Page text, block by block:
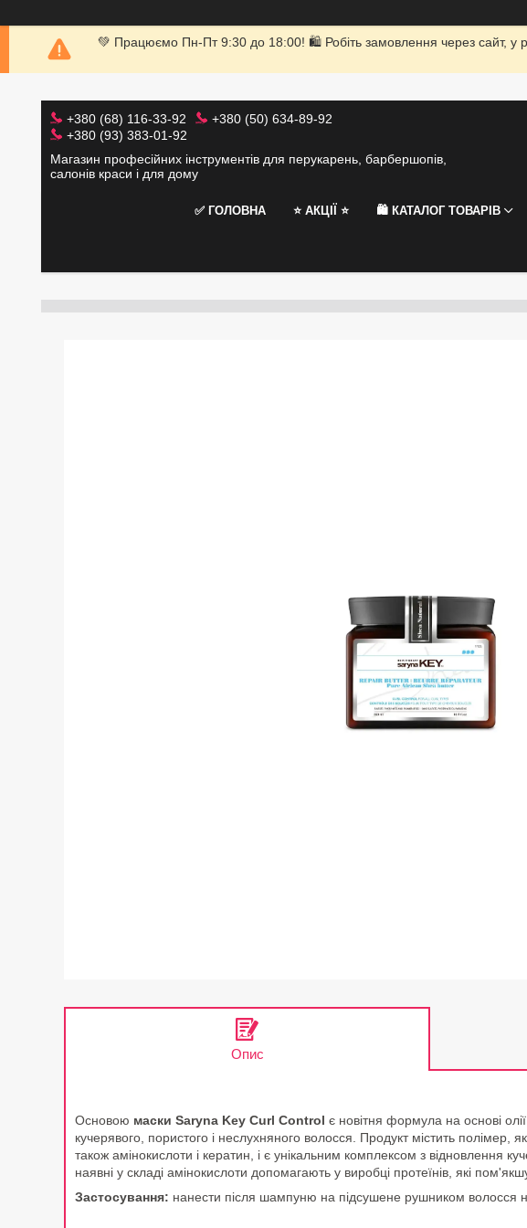
💚 Працюємо Пн-Пт 9:30 до 18:00! 🛍 Робіть замовлення через сайт,
+380 (68) 116-33-92
+380 (50) 634-89-92
+380 (93) 383-01-92
Магазин професійних інструментів для перукарень, барбершопів,
салонів краси і для дому
✅ ГОЛОВНА ⭐️ АКЦІЇ ⭐️ 🛍 КАТАЛОГ ТОВАРІВ
Опис
Основою маски Saryna Key Curl Control є новітня формула на основі
кучерявого, пористого і неслухняного волосся. Продукт містить полімер,
також амінокислоти і кератин, і є унікальним комплексом з відновлення
наявні у складі амінокислоти допомагають у виробці протеїнів, які
Застосування: нанести після шампуню на підсушене рушником волосся